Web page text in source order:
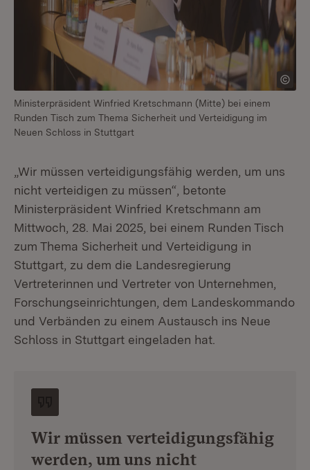
Ministerpräsident Winfried Kretschmann (Mitte) bei einem
Runden Tisch zum Thema Sicherheit und Verteidigung im
Neuen Schloss in Stuttgart
„Wir müssen verteidigungsfähig werden, um uns
nicht verteidigen zu müssen“, betonte
Ministerpräsident Winfried Kretschmann am
Mittwoch, 28. Mai 2025, bei einem Runden Tisch
zum Thema Sicherheit und Verteidigung in
Stuttgart, zu dem die Landesregierung
Vertreterinnen und Vertreter von Unternehmen,
Forschungseinrichtungen, dem Landeskommando
und Verbänden zu einem Austausch ins Neue
Schloss in Stuttgart eingeladen hat.
Wir müssen verteidigungsfähig
werden, um uns nicht